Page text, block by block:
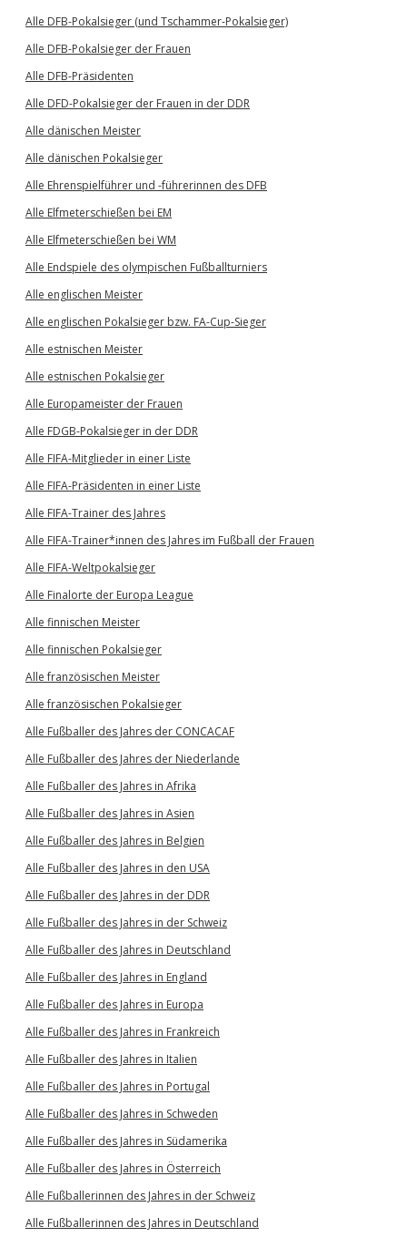
Alle DFB-Pokalsieger (und Tschammer-Pokalsieger)
Alle DFB-Pokalsieger der Frauen
Alle DFB-Präsidenten
Alle DFD-Pokalsieger der Frauen in der DDR
Alle dänischen Meister
Alle dänischen Pokalsieger
Alle Ehrenspielführer und -führerinnen des DFB
Alle Elfmeterschießen bei EM
Alle Elfmeterschießen bei WM
Alle Endspiele des olympischen Fußballturniers
Alle englischen Meister
Alle englischen Pokalsieger bzw. FA-Cup-Sieger
Alle estnischen Meister
Alle estnischen Pokalsieger
Alle Europameister der Frauen
Alle FDGB-Pokalsieger in der DDR
Alle FIFA-Mitglieder in einer Liste
Alle FIFA-Präsidenten in einer Liste
Alle FIFA-Trainer des Jahres
Alle FIFA-Trainer*innen des Jahres im Fußball der Frauen
Alle FIFA-Weltpokalsieger
Alle Finalorte der Europa League
Alle finnischen Meister
Alle finnischen Pokalsieger
Alle französischen Meister
Alle französischen Pokalsieger
Alle Fußballer des Jahres der CONCACAF
Alle Fußballer des Jahres der Niederlande
Alle Fußballer des Jahres in Afrika
Alle Fußballer des Jahres in Asien
Alle Fußballer des Jahres in Belgien
Alle Fußballer des Jahres in den USA
Alle Fußballer des Jahres in der DDR
Alle Fußballer des Jahres in der Schweiz
Alle Fußballer des Jahres in Deutschland
Alle Fußballer des Jahres in England
Alle Fußballer des Jahres in Europa
Alle Fußballer des Jahres in Frankreich
Alle Fußballer des Jahres in Italien
Alle Fußballer des Jahres in Portugal
Alle Fußballer des Jahres in Schweden
Alle Fußballer des Jahres in Südamerika
Alle Fußballer des Jahres in Österreich
Alle Fußballerinnen des Jahres in der Schweiz
Alle Fußballerinnen des Jahres in Deutschland